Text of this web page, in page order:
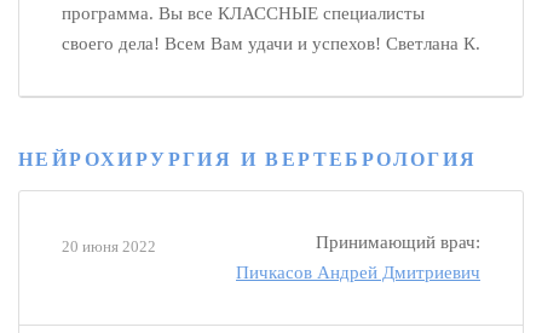
программа. Вы все КЛАССНЫЕ специалисты
своего дела! Всем Вам удачи и успехов! Светлана К.
НЕЙРОХИРУРГИЯ И ВЕРТЕБРОЛОГИЯ
20 июня 2022
Принимающий врач:
Пичкасов Андрей Дмитриевич